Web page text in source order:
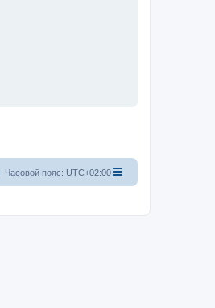
Часовой пояс: UTC+02:00